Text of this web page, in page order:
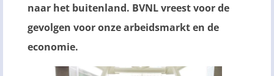
naar het buitenland. BVNL vreest voor de
gevolgen voor onze arbeidsmarkt en de
economie.